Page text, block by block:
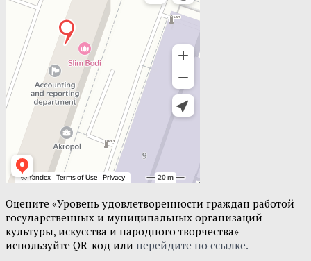
Оцените «Уровень удовлетворенности граждан работой
государственных и муниципальных организаций
культуры, искусства и народного творчества»
используйте QR-код или перейдите по ссылке.